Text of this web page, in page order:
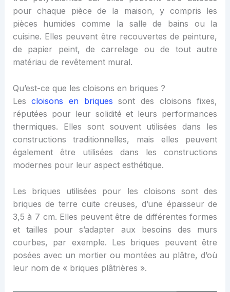
pour chaque pièce de la maison, y compris les
pièces humides comme la salle de bains ou la
cuisine. Elles peuvent être recouvertes de peinture,
de papier peint, de carrelage ou de tout autre
matériau de revêtement mural.
Qu’est-ce que les cloisons en briques ?
Lescloisons en briques sont des cloisons fixes,
réputées pour leur solidité et leurs performances
thermiques. Elles sont souvent utilisées dans les
constructions traditionnelles, mais elles peuvent
également être utilisées dans les constructions
modernes pour leur aspect esthétique.
Les briques utilisées pour les cloisons sont des
briques de terre cuite creuses, d’une épaisseur de
3,5 à 7 cm. Elles peuvent être de différentes formes
et tailles pour s’adapter aux besoins des murs
courbes, par exemple. Les briques peuvent être
posées avec un mortier ou montées au plâtre, d’où
leur nom de « briques plâtrières ».